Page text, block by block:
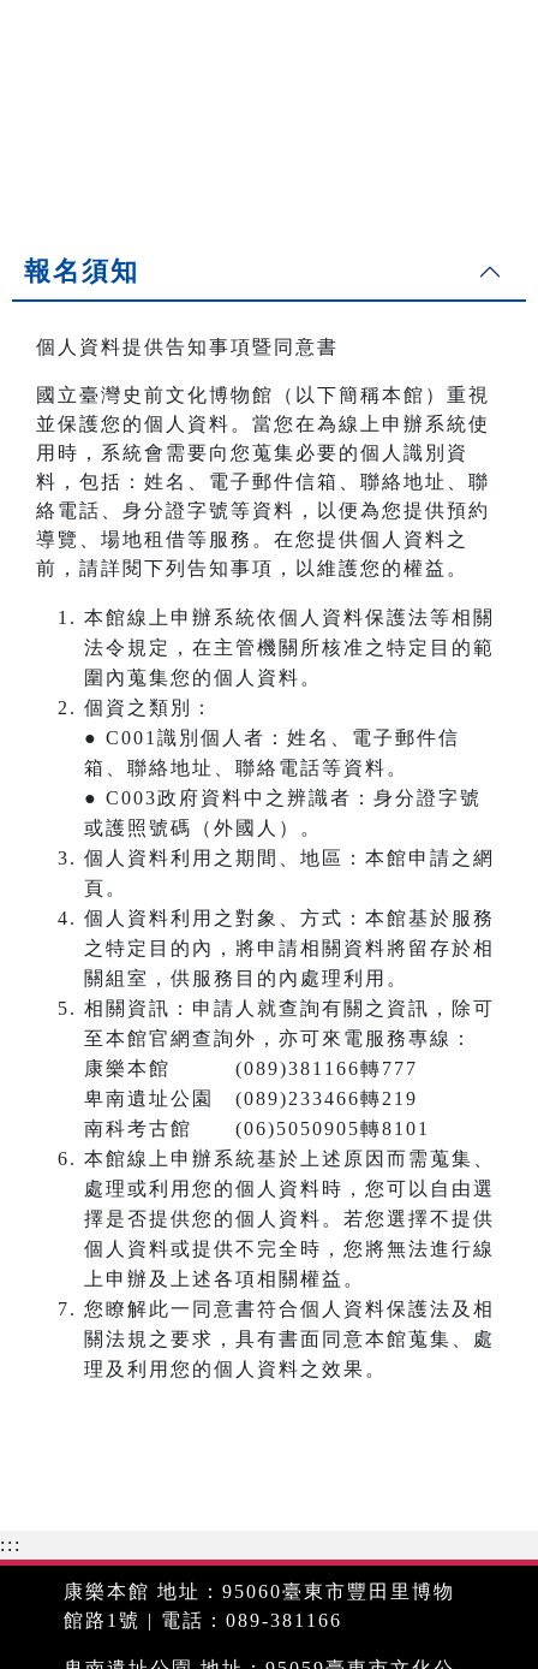
報名須知
個人資料提供告知事項暨同意書
國立臺灣史前文化博物館（以下簡稱本館）重視
並保護您的個人資料。當您在為線上申辦系統使
用時，系統會需要向您蒐集必要的個人識別資
料，包括：姓名、電子郵件信箱、聯絡地址、聯
絡電話、身分證字號等資料，以便為您提供預約
導覽、場地租借等服務。在您提供個人資料之
前，請詳閱下列告知事項，以維護您的權益。
本館線上申辦系統依個人資料保護法等相關
法令規定，在主管機關所核准之特定目的範
圍內蒐集您的個人資料。
個資之類別：
● C001識別個人者：姓名、電子郵件信
箱、聯絡地址、聯絡電話等資料。
● C003政府資料中之辨識者：身分證字號
或護照號碼（外國人）。
個人資料利用之期間、地區：本館申請之網
頁。
個人資料利用之對象、方式：本館基於服務
之特定目的內，將申請相關資料將留存於相
關組室，供服務目的內處理利用。
相關資訊：申請人就查詢有關之資訊，除可
至本館官網查詢外，亦可來電服務專線：
康樂本館 (089)381166轉777
卑南遺址公園 (089)233466轉219
南科考古館 (06)5050905轉8101
本館線上申辦系統基於上述原因而需蒐集、
處理或利用您的個人資料時，您可以自由選
擇是否提供您的個人資料。若您選擇不提供
個人資料或提供不完全時，您將無法進行線
上申辦及上述各項相關權益。
您瞭解此一同意書符合個人資料保護法及相
關法規之要求，具有書面同意本館蒐集、處
理及利用您的個人資料之效果。
:::
康樂本館 地址：95060臺東市豐田里博物
館路1號 | 電話：089-381166